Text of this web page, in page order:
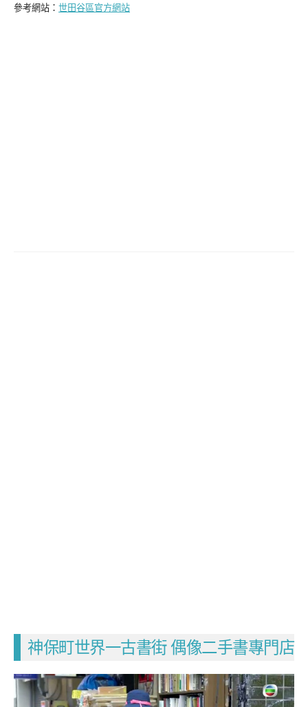
參考網站： 世田谷區官方網站
神保町世界一古書街 偶像二手書專門店